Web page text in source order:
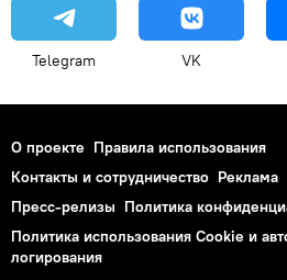
Telegram VK
О проекте Правила использования
Контакты и сотрудничество Реклама
Пресс-релизы Политика
Политика использования Cookie и
логирования